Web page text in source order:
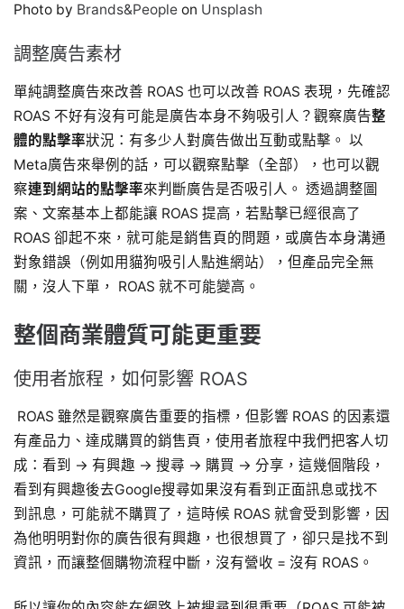
Photo by Brands&People on Unsplash
調整廣告素材
單純調整廣告來改善 ROAS 也可以改善 ROAS 表現，先確認
ROAS 不好有沒有可能是廣告本身不夠吸引人？觀察廣告整
體的點擊率狀況：有多少人對廣告做出互動或點擊。 以
Meta廣告來舉例的話，可以觀察點擊（全部），也可以觀
察連到網站的點擊率來判斷廣告是否吸引人。 透過調整圖
案、文案基本上都能讓 ROAS 提高，若點擊已經很高了
ROAS 卻起不來，就可能是銷售頁的問題，或廣告本身溝通
對象錯誤（例如用貓狗吸引人點進網站），但產品完全無
關，沒人下單， ROAS 就不可能變高。
整個商業體質可能更重要
使用者旅程，如何影響 ROAS
ROAS 雖然是觀察廣告重要的指標，但影響 ROAS 的因素還
有產品力、達成購買的銷售頁，使用者旅程中我們把客人切
成：看到 → 有興趣 → 搜尋 → 購買 → 分享，這幾個階段，
看到有興趣後去Google搜尋如果沒有看到正面訊息或找不
到訊息，可能就不購買了，這時候 ROAS 就會受到影響，因
為他明明對你的廣告很有興趣，也很想買了，卻只是找不到
資訊，而讓整個購物流程中斷，沒有營收 = 沒有 ROAS。